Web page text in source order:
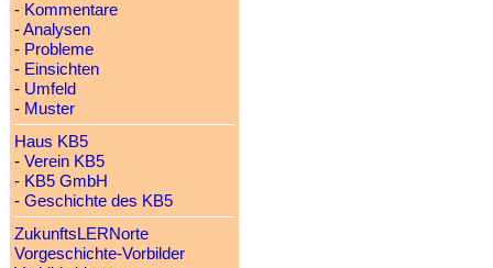
- Kommentare
-Analysen
- Probleme
- Einsichten
- Umfeld
- Muster
Haus KB5
- Verein KB5
- KB5 GmbH
- Geschichte des KB5
ZukunftsLERNorte
Vorgeschichte-Vorbilder